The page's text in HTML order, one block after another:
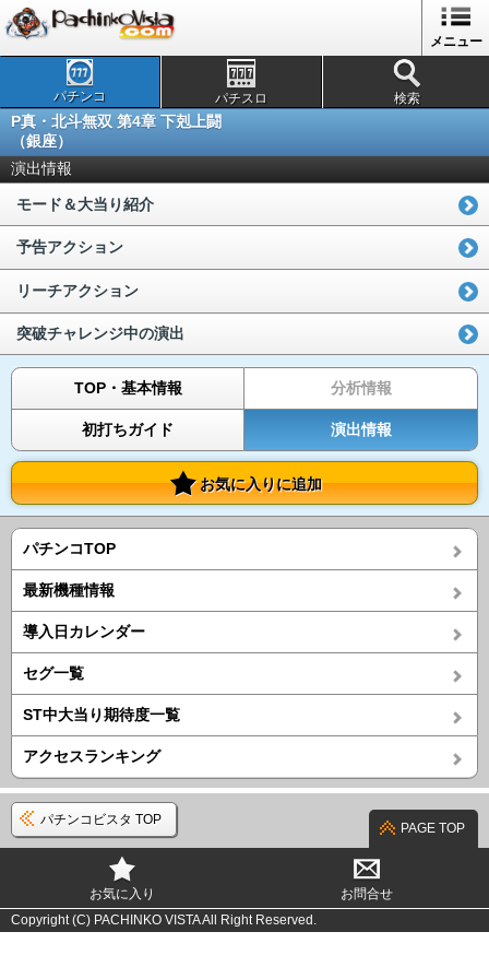
メニュー
パチンコ パチスロ 検索
P真・北斗無双 第4章 下剋上闘
（銀座）
演出情報
モード＆大当り紹介
予告アクション
リーチアクション
突破チャレンジ中の演出
TOP・基本情報 分析情報
初打ちガイド 演出情報
お気に入りに追加
パチンコTOP
最新機種情報
導入日カレンダー
セグ一覧
ST中大当り期待度一覧
アクセスランキング
パチンコビスタ TOP
PAGE TOP
お気に入り
お問合せ
Copyright (C) PACHINKO VISTA All Right Reserved.